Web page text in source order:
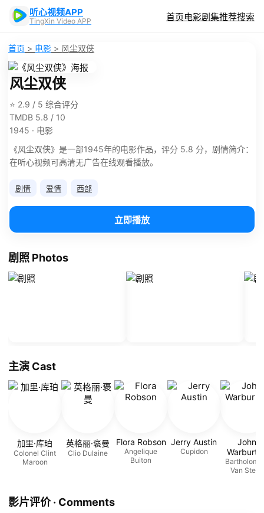
听心视频APP
TingXin Video APP 首页电影剧集推荐搜索
首页 > 电影 > 风尘双侠
风尘双侠
⭐ 2.9 / 5 综合评分
TMDB 5.8 / 10
1945 · 电影
《风尘双侠》是一部1945年的电影作品，评分 5.8 分，剧情简介：
在听心视频可高清无广告在线观看播放。
剧情 爱情 西部
立即播放
剧照 Photos
主演 Cast
加里·库珀
Colonel Clint
Maroon
英格丽·褒曼
Clio Dulaine
Flora Robson
Angelique
Buiton
Jerry Austin
Cupidon
John
Van Steed
影片评价 · Comments